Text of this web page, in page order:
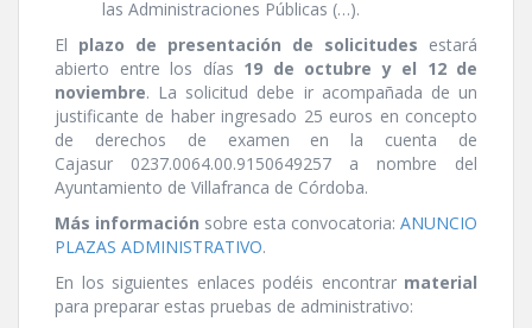
las Administraciones Públicas (…).
El plazo de presentación de solicitudes estará
abierto entre los dí­as 19 de octubre y el 12 de
noviembre. La solicitud debe ir acompañada de un
justificante de haber ingresado 25 euros en concepto
de derechos de examen en la cuenta de
Cajasur 0237.0064.00.9150649257 a nombre del
Ayuntamiento de Villafranca de Córdoba.
Más información sobre esta convocatoria: ANUNCIO
PLAZAS ADMINISTRATIVO.
En los siguientes enlaces podéis encontrar material
para preparar estas pruebas de administrativo: